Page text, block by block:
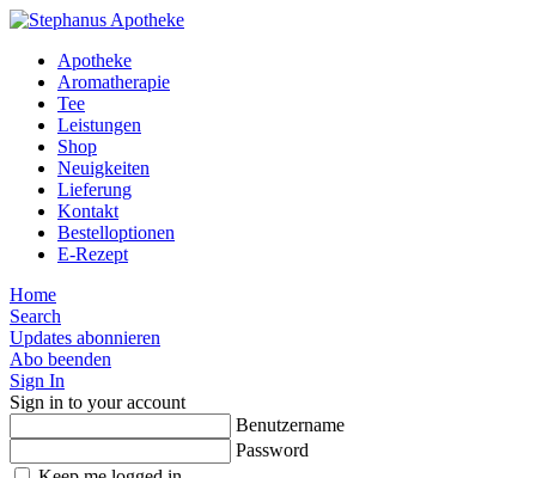
Apotheke
Aromatherapie
Tee
Leistungen
Shop
Neuigkeiten
Lieferung
Kontakt
Bestelloptionen
E-Rezept
Home
Search
Updates abonnieren
Abo beenden
Sign In
Sign in to your account
Benutzername
Password